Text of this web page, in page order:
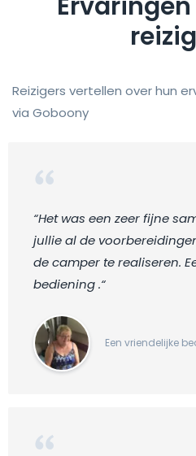
Reizigers vertellen over hun
via Goboony
“Het was een zeer fijne
jullie al de
de camper te realiseren.
bediening .“
Een vriendelijke